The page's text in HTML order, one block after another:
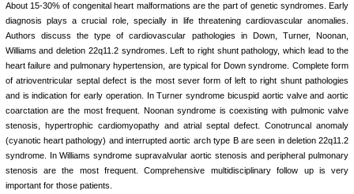
About 15-30% of congenital heart malformations are the part of genetic syndromes. Early
diagnosis plays a crucial role, specially in life threatening cardiovascular anomalies.
Authors discuss the type of cardiovascular pathologies in Down, Turner, Noonan,
Williams and deletion 22q11.2 syndromes. Left to right shunt pathology, which lead to the
heart failure and pulmonary hypertension, are typical for Down syndrome. Complete form
of atrioventricular septal defect is the most sever form of left to right shunt pathologies
and is indication for early operation. In Turner syndrome bicuspid aortic valve and aortic
coarctation are the most frequent. Noonan syndrome is coexisting with pulmonic valve
stenosis, hypertrophic cardiomyopathy and atrial septal defect. Conotruncal anomaly
(cyanotic heart pathology) and interrupted aortic arch type B are seen in deletion 22q11.2
syndrome. In Williams syndrome supravalvular aortic stenosis and peripheral pulmonary
stenosis are the most frequent. Comprehensive multidisciplinary follow up is very
important for those patients.